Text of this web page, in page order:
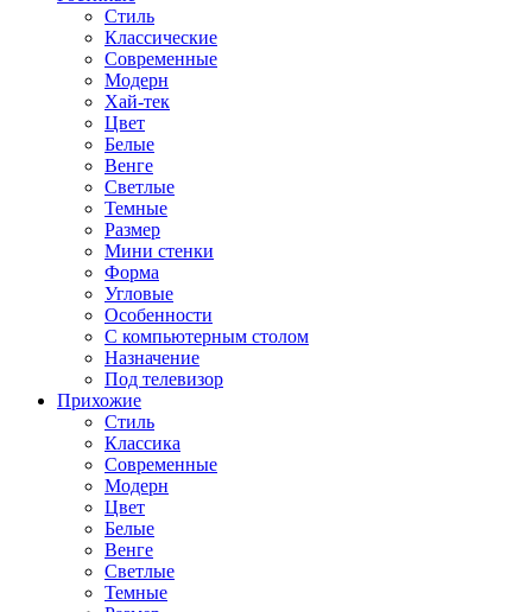
Стиль
Классические
Современные
Модерн
Хай-тек
Цвет
Белые
Венге
Светлые
Темные
Размер
Мини стенки
Форма
Угловые
Особенности
С компьютерным столом
Назначение
Под телевизор
Прихожие
Стиль
Классика
Современные
Модерн
Цвет
Белые
Венге
Светлые
Темные